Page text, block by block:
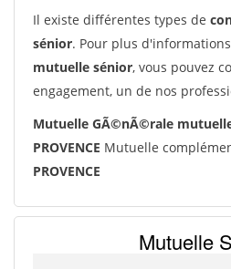
Il existe différentes types de
sénior. Pour plus
mutuelle sénior, vous pouvez
engagement, un de nos
Mutuelle GÃ©nÃ©rale
PROVENCE Mutuelle
PROVENCE